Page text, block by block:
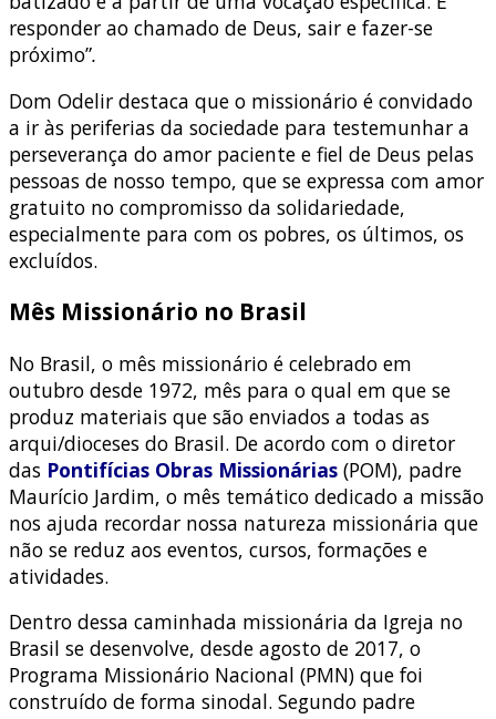
responder ao chamado de Deus, sair e fazer-se
próximo”.
Dom Odelir destaca que o missionário é convidado
a ir às periferias da sociedade para testemunhar a
perseverança do amor paciente e fiel de Deus pelas
pessoas de nosso tempo, que se expressa com amor
gratuito no compromisso da solidariedade,
especialmente para com os pobres, os últimos, os
excluídos.
Mês Missionário no Brasil
No Brasil, o mês missionário é celebrado em
outubro desde 1972, mês para o qual em que se
produz materiais que são enviados a todas as
arqui/dioceses do Brasil. De acordo com o diretor
das Pontifícias Obras Missionárias (POM), padre
Maurício Jardim, o mês temático dedicado a missão
nos ajuda recordar nossa natureza missionária que
não se reduz aos eventos, cursos, formações e
atividades.
Dentro dessa caminhada missionária da Igreja no
Brasil se desenvolve, desde agosto de 2017, o
Programa Missionário Nacional (PMN) que foi
construído de forma sinodal. Segundo padre